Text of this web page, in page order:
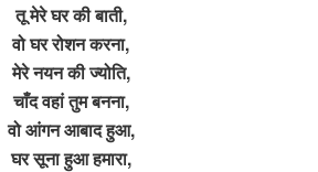
तू मेरे घर की बाती,
वो घर रोशन करना,
मेरे नयन की ज्योति,
चाँद वहां तुम बनना,
वो आंगन आबाद हुआ,
घर सूना हुआ हमारा,